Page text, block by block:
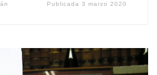
Publicada3 marzo 2020